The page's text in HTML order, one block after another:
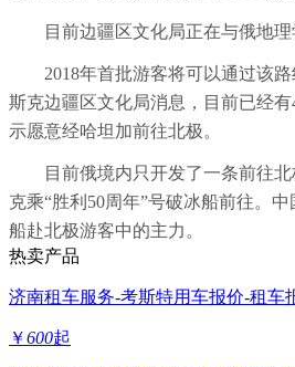
目前边疆区文化局正在与俄地理
2018年首批游客将可以通过该路
斯克边疆区文化局消息，目前已经
示愿意经哈坦加前往北极。
目前俄境内只开发了一条前往北
克乘“胜利50周年”号破冰船前往。
船赴北极游客中的主力。
热卖产品
济南租车服务-考斯特用车报价-租车
￥600起